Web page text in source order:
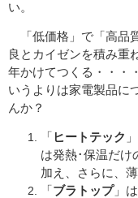
い。
「低価格」で「高品
良とカイゼンを積み重
年かけてつくる・・・
いうよりは家電製品に
んか？
「 ヒートテック
は発熱･保温だけ
加え、さらに、
「 ブラトップ」